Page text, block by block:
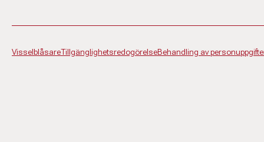
VisselblåsareTillgänglighetsredogörelseBehandling av